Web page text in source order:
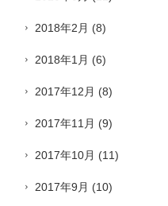
2018年2月 (8)
2018年1月 (6)
2017年12月 (8)
2017年11月 (9)
2017年10月 (11)
2017年9月 (10)